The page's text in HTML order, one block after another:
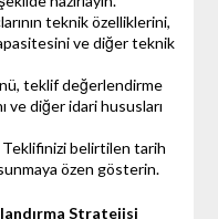
teknik özelliklerini,
ve diğer teknik
teklif değerlendirme
ve diğer idari hususları
Teklifinizi belirtilen tarih
özen gösterin.
Stratejisi